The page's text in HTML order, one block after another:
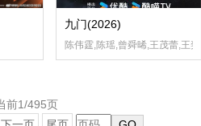
九门(2026)
陈伟霆,陈瑶,曾舜晞,王茂蕾,王
前1/495页